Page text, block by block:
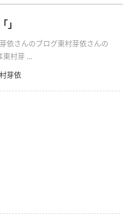
」
依さんのブログ東村芽依さんの
東村芽 ...
芽依